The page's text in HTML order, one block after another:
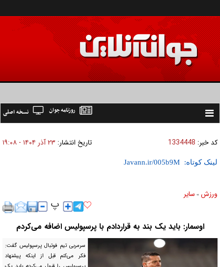
Toggle
نسخه اصلی روزنامه جوان
کد خبر: 1334448 تاریخ انتشار: ۲۳ آذر ۱۴۰۴ - ۱۹:۰۸
لینک کوتاه:
ورزش » ساير
اوسمار: باید یک بند به قراردادم با پرسپولیس اضافه می‌کردم
سرمربی تیم فوتبال پرسپولیس گفت:
فکر می‌کنم قبل از اینکه پیشنهاد